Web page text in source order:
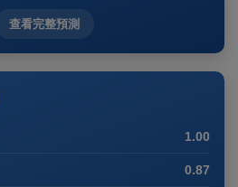
查看完整預測
1.00
0.87